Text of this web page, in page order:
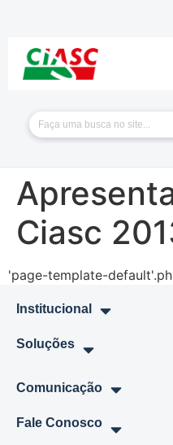
Ciasc
'page-template-
Institucional
Soluções
Comunicação
Fale Conosco